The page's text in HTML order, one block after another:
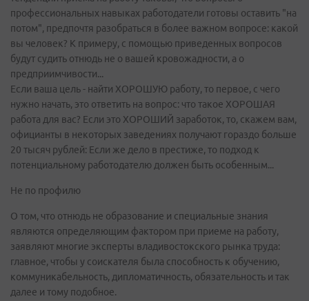
профессиональных навыках работодатели готовы оставить "на
потом", предпочтя разобраться в более важном вопросе: какой
вы человек? К примеру, с помощью приведенных вопросов
будут судить отнюдь не о вашей кровожадности, а о
предприимчивости...
Если ваша цель - найти ХОРОШУЮ работу, то первое, с чего
нужно начать, это ответить на вопрос: что такое ХОРОШАЯ
работа для вас? Если это ХОРОШИЙ заработок, то, скажем вам,
официанты в некоторых заведениях получают гораздо больше
20 тысяч рублей: Если же дело в престиже, то подход к
потенциальному работодателю должен быть особенным...
Не по профилю
О том, что отнюдь не образование и специальные знания
являются определяющим фактором при приеме на работу,
заявляют многие эксперты владивостокского рынка труда:
главное, чтобы у соискателя была способность к обучению,
коммуникабельность, дипломатичность, обязательность и так
далее и тому подобное.